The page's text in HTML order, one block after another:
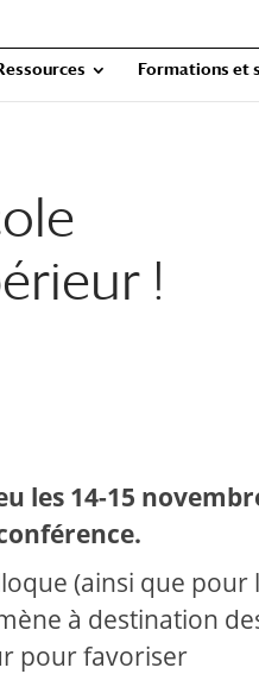
Formations et
!
les 14-15
(ainsi que pour
à destination
pour favoriser